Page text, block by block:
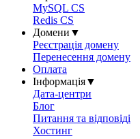
MySQL CS
Redis CS
Домени ▼
Реєстрація домену
Перенесення домену
Оплата
Інформація▼
Дата-центри
Блог
Питання та відповіді
Хостинг